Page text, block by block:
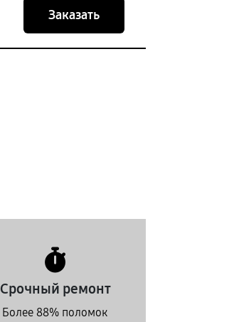
Заказать
Срочный ремонт
Более 88% поломок